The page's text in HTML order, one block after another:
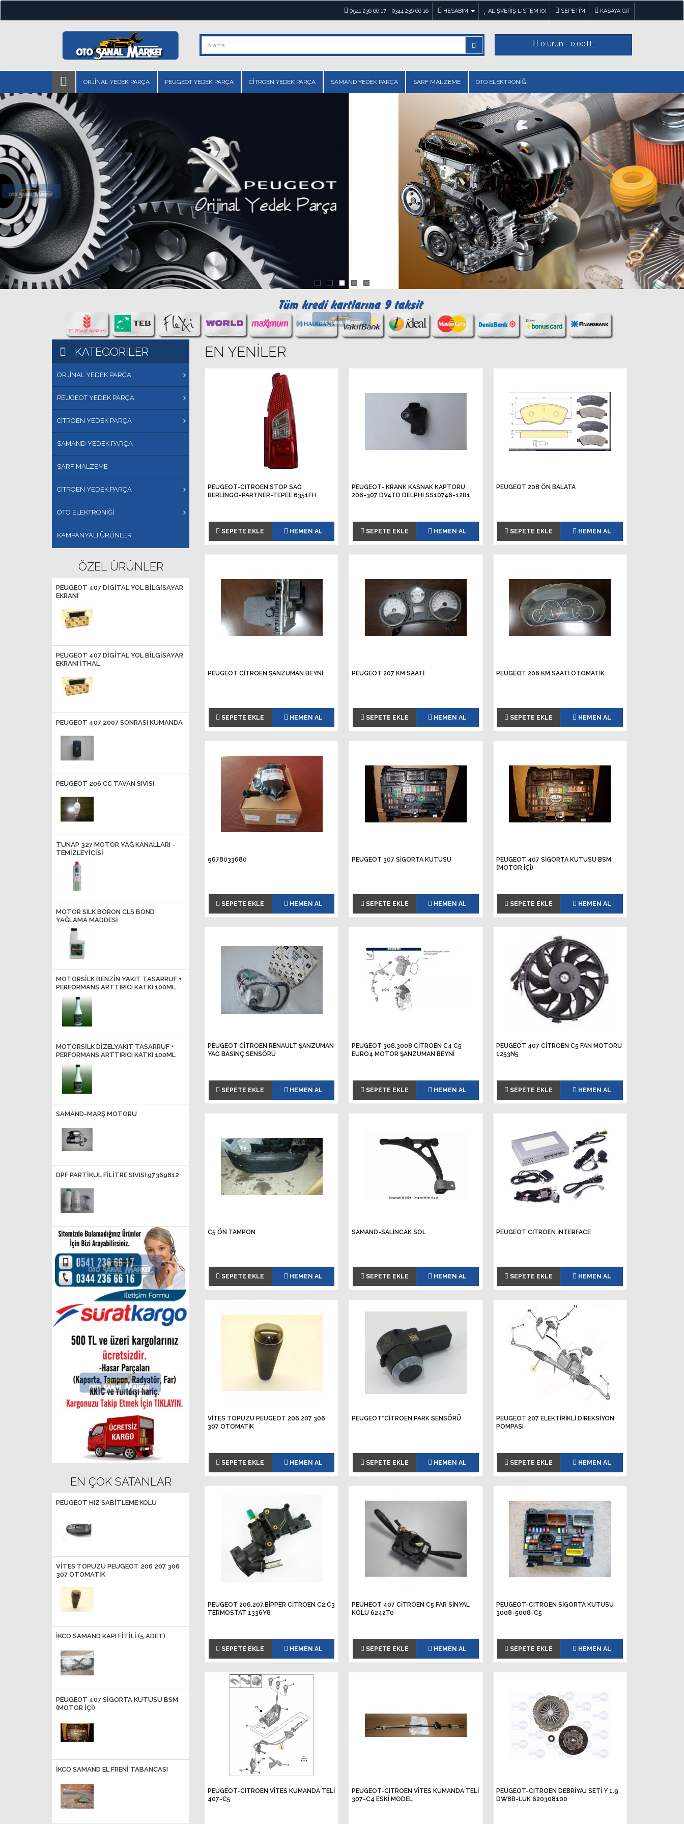
0541 236 66 17 - 0344 236 66 16 HESABIM ALIŞVERIŞ LISTEM (0) SEPETIM KASAYA GIT
0 ürün - 0,00TL
ORJİNAL YEDEK PARÇA PEUGEOT YEDEK PARÇA CİTROEN YEDEK PARÇA SAMAND YEDEK PARÇA SARF MALZEME OTO ELEKTRONİĞİ
KATEGORILER
ORJİNAL YEDEK PARÇA
PEUGEOT YEDEK PARÇA
CİTROEN YEDEK PARÇA
SAMAND YEDEK PARÇA
SARF MALZEME
CİTROEN YEDEK PARÇA
OTO ELEKTRONİĞİ
KAMPANYALI ÜRÜNLER
ÖZEL ÜRÜNLER
PEUGEOT 407 DİGİTAL YOL BİLGİSAYAR
EKRANI
PEUGEOT 407 DİGİTAL YOL BİLGİSAYAR
EKRANI İTHAL
PEUGEOT 407 2007 SONRASI KUMANDA
PEUGEOT 206 CC TAVAN SIVISI
TUNAP 327 MOTOR YAĞ KANALLARI -
TEMIZLEYICISI
MOTOR SILK BORON CLS BOND
YAĞLAMA MADDESİ
MOTORSILK BENZIN YAKIT TASARRUF +
PERFORMANS ARTTIRICI KATKI 100ML
MOTORSILK DIZELYAKIT TASARRUF +
PERFORMANS ARTTIRICI KATKI 100ML
SAMAND-MARŞ MOTORU
DPF PARTİKUL FİLİTRE SIVISI 97369812
EN ÇOK SATANLAR
PEUGEOT HIZ SABİTLEME KOLU
VİTES TOPUZU PEUGEOT 206 207 306
307 OTOMATİK
İKCO SAMAND KAPI FİTİLİ (5 ADET)
PEUGEOT 407 SİGORTA KUTUSU BSM
(MOTOR İÇİ)
İKCO SAMAND EL FRENİ TABANCASI
EN YENILER
PEUGEOT-CITROEN STOP SAĞ
BERLİNGO-PARTNER-TEPEE 6351FH
SEPETE EKLE HEMEN AL
PEUGEOT- KRANK KASNAK KAPTORU
206-307 DV4TD DELPHI SS10746-12B1
SEPETE EKLE HEMEN AL
PEUGEOT 208 ÖN BALATA
SEPETE EKLE HEMEN AL
PEUGEOT CİTROEN ŞANZUMAN BEYNİ
SEPETE EKLE HEMEN AL
PEUGEOT 207 KM SAATİ
SEPETE EKLE HEMEN AL
PEUGEOT 206 KM SAATI OTOMATIK
SEPETE EKLE HEMEN AL
9678033680
SEPETE EKLE HEMEN AL
PEUGEOT 307 SİGORTA KUTUSU
SEPETE EKLE HEMEN AL
PEUGEOT 407 SİGORTA KUTUSU BSM
(MOTOR İÇİ)
SEPETE EKLE HEMEN AL
PEUGEOT CİTROEN RENAULT ŞANZUMAN
YAĞ BASINÇ SENSÖRÜ
SEPETE EKLE HEMEN AL
PEUGEOT 308.3008 CİTROEN C4 C5
EURO4 MOTOR ŞANZUMAN BEYNİ
SEPETE EKLE HEMEN AL
PEUGEOT 407 CİTROEN C5 FAN MOTORU
1253N5
SEPETE EKLE HEMEN AL
C5 ÖN TAMPON
SEPETE EKLE HEMEN AL
SAMAND-SALINCAK SOL
SEPETE EKLE HEMEN AL
PEUGEOT CİTROEN İNTERFACE
SEPETE EKLE HEMEN AL
VİTES TOPUZU PEUGEOT 206 207 306
307 OTOMATİK
SEPETE EKLE HEMEN AL
PEUGEOT*CITROEN PARK SENSÖRÜ
SEPETE EKLE HEMEN AL
PEUGEOT 207 ELEKTİRİKLİ DİREKSİYON
POMPASI
SEPETE EKLE HEMEN AL
PEUGEOT 206.207.BİPPER CİTROEN C2.C3
TERMOSTAT 1336Y8
SEPETE EKLE HEMEN AL
PEUHEOT 407 CİTROEN C5 FAR SİNYAL
KOLU 6242T0
SEPETE EKLE HEMEN AL
PEUGEOT-CITROEN SİGORTA KUTUSU
3008-5008-C5
SEPETE EKLE HEMEN AL
PEUGEOT-CITROEN VİTES KUMANDA TELİ
407-C5
PEUGEOT-CITROEN VİTES KUMANDA TELİ
307-C4 ESKİ MODEL
PEUGEOT-CITROEN DEBRİYAJ SETİ Y 1.9
DW8B-LUK 620308100